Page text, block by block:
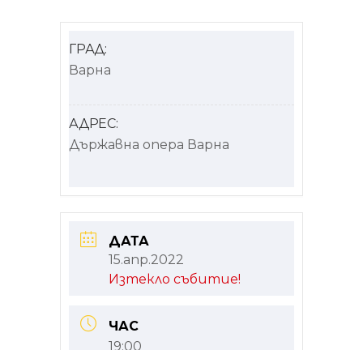
ГРАД:
Варна
АДРЕС:
Държавна опера Варна
ДАТА
15.апр.2022
Изтекло събитие!
ЧАС
19:00